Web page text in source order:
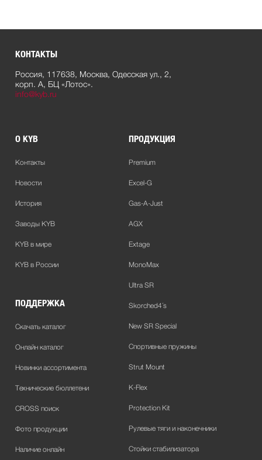
КОНТАКТЫ
Россия, 117638, Москва, Одесская ул., 2,
корп. А, БЦ «Лотос».
info@kyb.ru
О KYB
Контакты
Новости
История
Заводы KYB
KYB в мире
KYB в России
ПОДДЕРЖКА
Скачать каталог
Онлайн каталог
Новинки ассортимента
Технические бюллетени
CROSS поиск
Фото продукции
Наличие онлайн
ПРОДУКЦИЯ
Premium
Excel-G
Gas-A-Just
AGX
Extage
MonoMax
Ultra SR
Skorched4´s
New SR Special
Спортивные пружины
Strut Mount
K-Flex
Protection Kit
Рулевые тяги и наконечники
Стойки стабилизатора